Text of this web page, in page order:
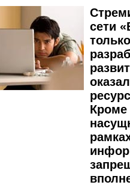
сети
Кроме